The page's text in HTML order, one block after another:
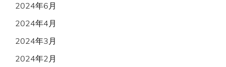
2024年6月
2024年4月
2024年3月
2024年2月